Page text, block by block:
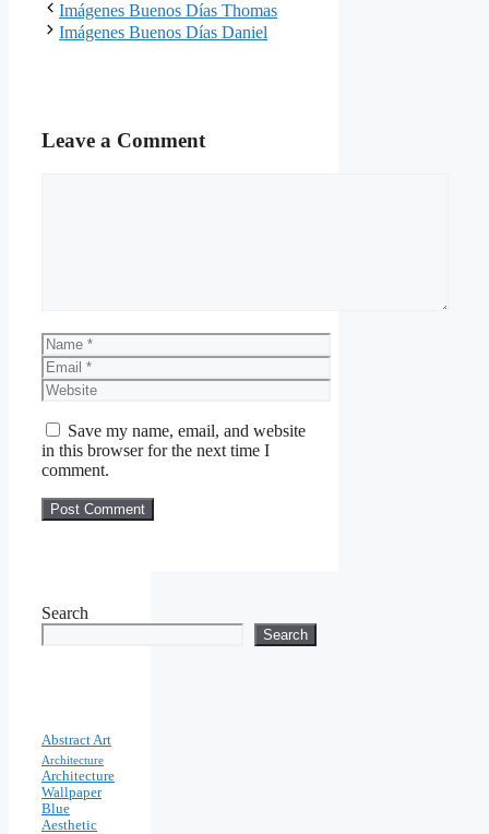
Imágenes Buenos Días Thomas
Imágenes Buenos Días Daniel
Leave a Comment
Name
Email
Website
Save my name, email, and website
in this browser for the next time I
comment.
Search
Search
Abstract Art
Architecture
Architecture
Wallpaper
Blue
Aesthetic